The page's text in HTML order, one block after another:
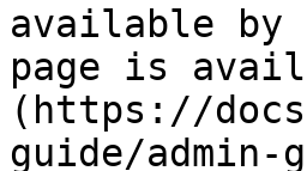
available by
page is
(https://
guide/admin-